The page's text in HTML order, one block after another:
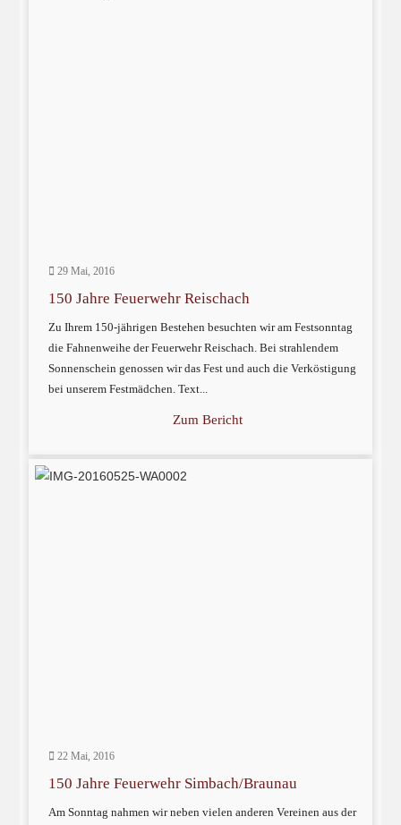
29 Mai, 2016
150 Jahre Feuerwehr Reischach
Zu Ihrem 150-jährigen Bestehen besuchten wir am Festsonntag
die Fahnenweihe der Feuerwehr Reischach. Bei strahlendem
Sonnenschein genossen wir das Fest und auch die Verköstigung
bei unserem Festmädchen. Text...
Zum Bericht
22 Mai, 2016
150 Jahre Feuerwehr Simbach/Braunau
Am Sonntag nahmen wir neben vielen anderen Vereinen aus der